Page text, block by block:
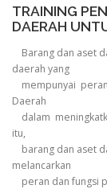
TRAINING
DAERAH
Barang dan aset
daerah yang
mempunyai
Daerah
dalam
itu,
barang dan aset
melancarkan
peran dan fungsi